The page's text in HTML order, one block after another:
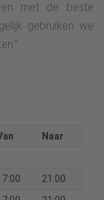
met de beste
gebruiken we
Naar
21:00